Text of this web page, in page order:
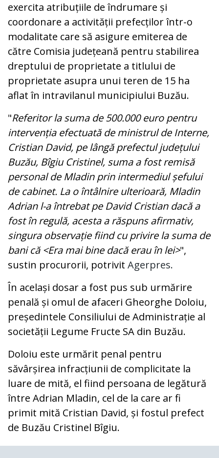
exercita atribuțiile de îndrumare și
coordonare a activității prefecților într-o
modalitate care să asigure emiterea de
către Comisia județeană pentru stabilirea
dreptului de proprietate a titlului de
proprietate asupra unui teren de 15 ha
aflat în intravilanul municipiului Buzău.
"Referitor la suma de 500.000 euro pentru
intervenția efectuată de ministrul de Interne,
Cristian David, pe lângă prefectul județului
Buzău, Bîgiu Cristinel, suma a fost remisă
personal de Mladin prin intermediul șefului
de cabinet. La o întâlnire ulterioară, Mladin
Adrian l-a întrebat pe David Cristian dacă a
fost în regulă, acesta a răspuns afirmativ,
singura observație fiind cu privire la suma de
bani că <Era mai bine dacă erau în lei>",
sustin procurorii, potrivit Agerpres.
În același dosar a fost pus sub urmărire
penală și omul de afaceri Gheorghe Doloiu,
președintele Consiliului de Administrație al
societății Legume Fructe SA din Buzău.
Doloiu este urmărit penal pentru
săvârșirea infracțiunii de complicitate la
luare de mită, el fiind persoana de legătură
între Adrian Mladin, cel de la care ar fi
primit mită Cristian David, și fostul prefect
de Buzău Cristinel Bîgiu.